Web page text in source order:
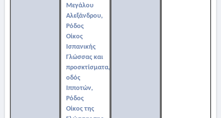
Μεγάλου
Αλεξάνδρου,
Ρόδος
Οίκος
Ισπανικής
Γλώσσας και
προσκτίσματα,
οδός
Ιπποτών,
Ρόδος
Οίκος της